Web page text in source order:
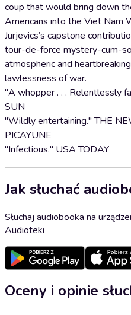
coup that would bring down
Americans into the Viet Nam
Jurjevics’s capstone
tour-de-force mystery-cum-
atmospheric and
lawlessness of war.
"A whopper . . . Relentlessly
SUN
"Wildly entertaining." THE
PICAYUNE
"Infectious." USA TODAY
Jak słuchać
Słuchaj audiobooka na
Audioteki
Oceny i opinie